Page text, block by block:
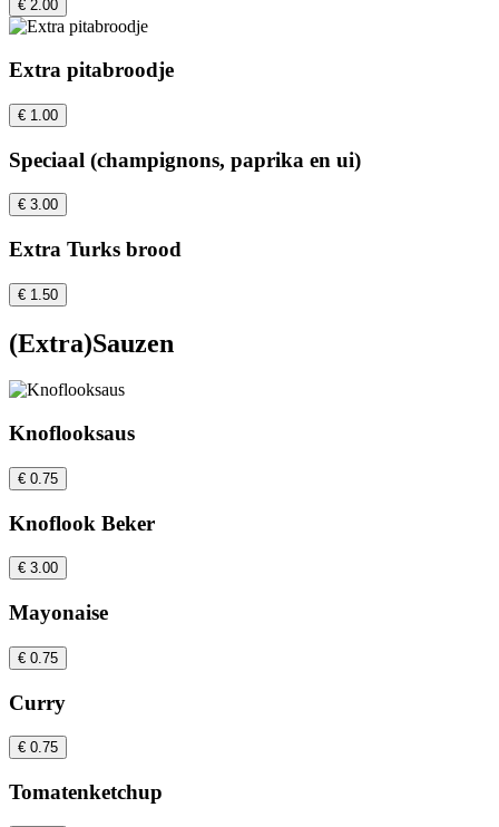
€ 2.00
Extra pitabroodje
€ 1.00
Speciaal (champignons, paprika en ui)
€ 3.00
Extra Turks brood
€ 1.50
(Extra)Sauzen
Knoflooksaus
€ 0.75
Knoflook Beker
€ 3.00
Mayonaise
€ 0.75
Curry
€ 0.75
Tomatenketchup